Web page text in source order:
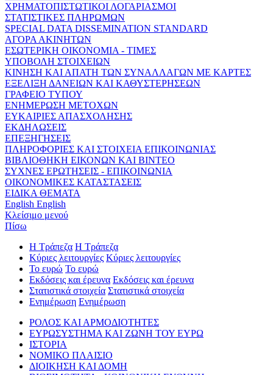
ΧΡΗΜΑΤΟΠΙΣΤΩΤΙΚΟΙ ΛΟΓΑΡΙΑΣΜΟΙ
ΣΤΑΤΙΣΤΙΚΕΣ ΠΛΗΡΩΜΩΝ
SPECIAL DATA DISSEMINATION STANDARD
ΑΓΟΡΑ ΑΚΙΝΗΤΩΝ
ΕΣΩΤΕΡΙΚΗ ΟΙΚΟΝΟΜΙΑ - ΤΙΜΕΣ
ΥΠΟΒΟΛΗ ΣΤΟΙΧΕΙΩΝ
ΚΙΝΗΣΗ ΚΑΙ ΑΠΑΤΗ ΤΩΝ ΣΥΝΑΛΛΑΓΩΝ ΜΕ ΚΑΡΤΕΣ
ΕΞΕΛΙΞΗ ΔΑΝΕΙΩΝ ΚΑΙ ΚΑΘΥΣΤΕΡΗΣΕΩΝ
ΓΡΑΦΕΙΟ ΤΥΠΟΥ
ΕΝΗΜΕΡΩΣΗ ΜΕΤΟΧΩΝ
ΕΥΚΑΙΡΙΕΣ ΑΠΑΣΧΟΛΗΣΗΣ
ΕΚΔΗΛΩΣΕΙΣ
ΕΠΕΞΗΓΗΣΕΙΣ
ΠΛΗΡΟΦΟΡΙΕΣ ΚΑΙ ΣΤΟΙΧΕΙΑ ΕΠΙΚΟΙΝΩΝΙΑΣ
ΒΙΒΛΙΟΘΗΚΗ ΕΙΚΟΝΩΝ ΚΑΙ ΒΙΝΤΕΟ
ΣΥΧΝΕΣ ΕΡΩΤΗΣΕΙΣ - ΕΠΙΚΟΙΝΩΝΙΑ
ΟΙΚΟΝΟΜΙΚΕΣ ΚΑΤΑΣΤΑΣΕΙΣ
ΕΙΔΙΚΑ ΘΕΜΑΤΑ
English English
Κλείσιμο μενού
Πίσω
Η Τράπεζα Η Τράπεζα
Κύριες λειτουργίες Κύριες λειτουργίες
Το ευρώ Το ευρώ
Εκδόσεις και έρευνα Εκδόσεις και έρευνα
Στατιστικά στοιχεία Στατιστικά στοιχεία
Ενημέρωση Ενημέρωση
ΡΟΛΟΣ ΚΑΙ ΑΡΜΟΔΙΟΤΗΤΕΣ
ΕΥΡΩΣΥΣΤΗΜΑ ΚΑΙ ΖΩΝΗ ΤΟΥ ΕΥΡΩ
ΙΣΤΟΡΙΑ
ΝΟΜΙΚΟ ΠΛΑΙΣΙΟ
ΔΙΟΙΚΗΣΗ ΚΑΙ ΔΟΜΗ